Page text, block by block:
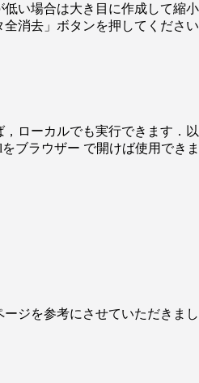
い場合は大き目に作成して縮
消去」ボタンを押してください
ローカルでも実行できます．
ブラウザー で開けば使用できま
ジを参考にさせていただきまし